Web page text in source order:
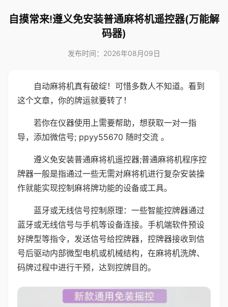
自摸常来!遵义免安装普通麻将机遥控器(万能解
码器)
发布时间：2026年08月09日
自动麻将机真有破绽！可惜多数人不知道。看到
这个文章，你的牌运就要转了！
若你在仪器使用上需要帮助，想获取一对一指
导，添加微信号; ppyy55670 随时交流 。
遵义免安装普通麻将机遥控器;普通麻将机程序控
牌器一般是指通过一些无需对麻将机进行复杂安装操
作就能实现控制麻将牌功能的设备或工具。
蓝牙或无线信号控制原理：一些智能控牌器通过
蓝牙或无线信号与手机等设备连接。手机端软件预设
好牌型等指令，发送信号给控牌器，控牌器接收到信
号后驱动内部微型电机或机械结构，在麻将机洗牌、
码牌过程中进行干预，达到控牌目的。